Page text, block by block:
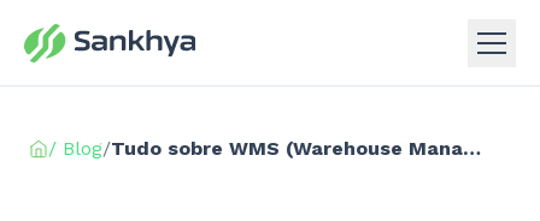
/ Blog/ Tudo sobre WMS (Warehouse Management System)